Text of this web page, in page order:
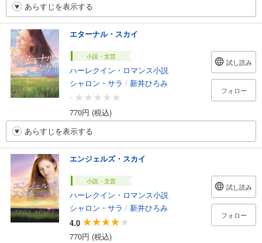
あらすじを表示する
エターナル・スカイ
小説・文芸
ハーレクイン・ロマンス小説
シャロン・サラ / 新井ひろみ
-
770円 (税込)
試し読み
フォロー
あらすじを表示する
エンジェルズ・スカイ
小説・文芸
ハーレクイン・ロマンス小説
シャロン・サラ / 新井ひろみ
4.0
770円 (税込)
試し読み
フォロー